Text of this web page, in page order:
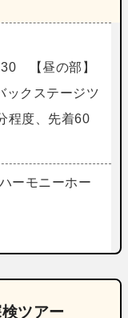
【昼の部】
ックステージツ
程度、先着60
ーモニーホー
ツアー